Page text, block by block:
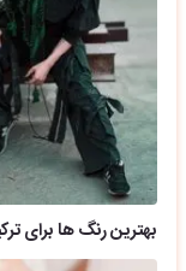
بهترین رنگ ها برای